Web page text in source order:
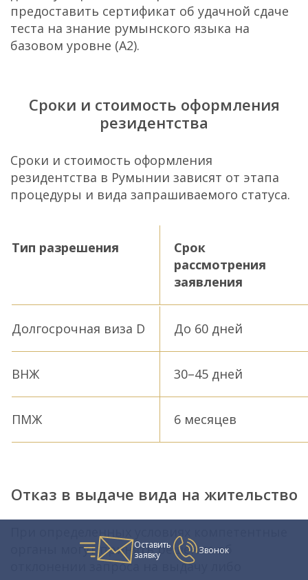
предоставить сертификат об удачной сдаче
теста на знание румынского языка на
базовом уровне (А2).
Сроки и стоимость оформления
резидентства
Сроки и стоимость оформления
резидентства в Румынии зависят от этапа
процедуры и вида запрашиваемого статуса.
Тип разрешения
Срок
рассмотрения
заявления
Долгосрочная виза D До 60 дней
ВНЖ 30–45 дней
ПМЖ 6 месяцев
Отказ в выдаче вида на жительство
При определенных условиях компетентные
органы могут принять решение об
отклонении запроса на выдачу либо
Оставить
заявку
Звонок